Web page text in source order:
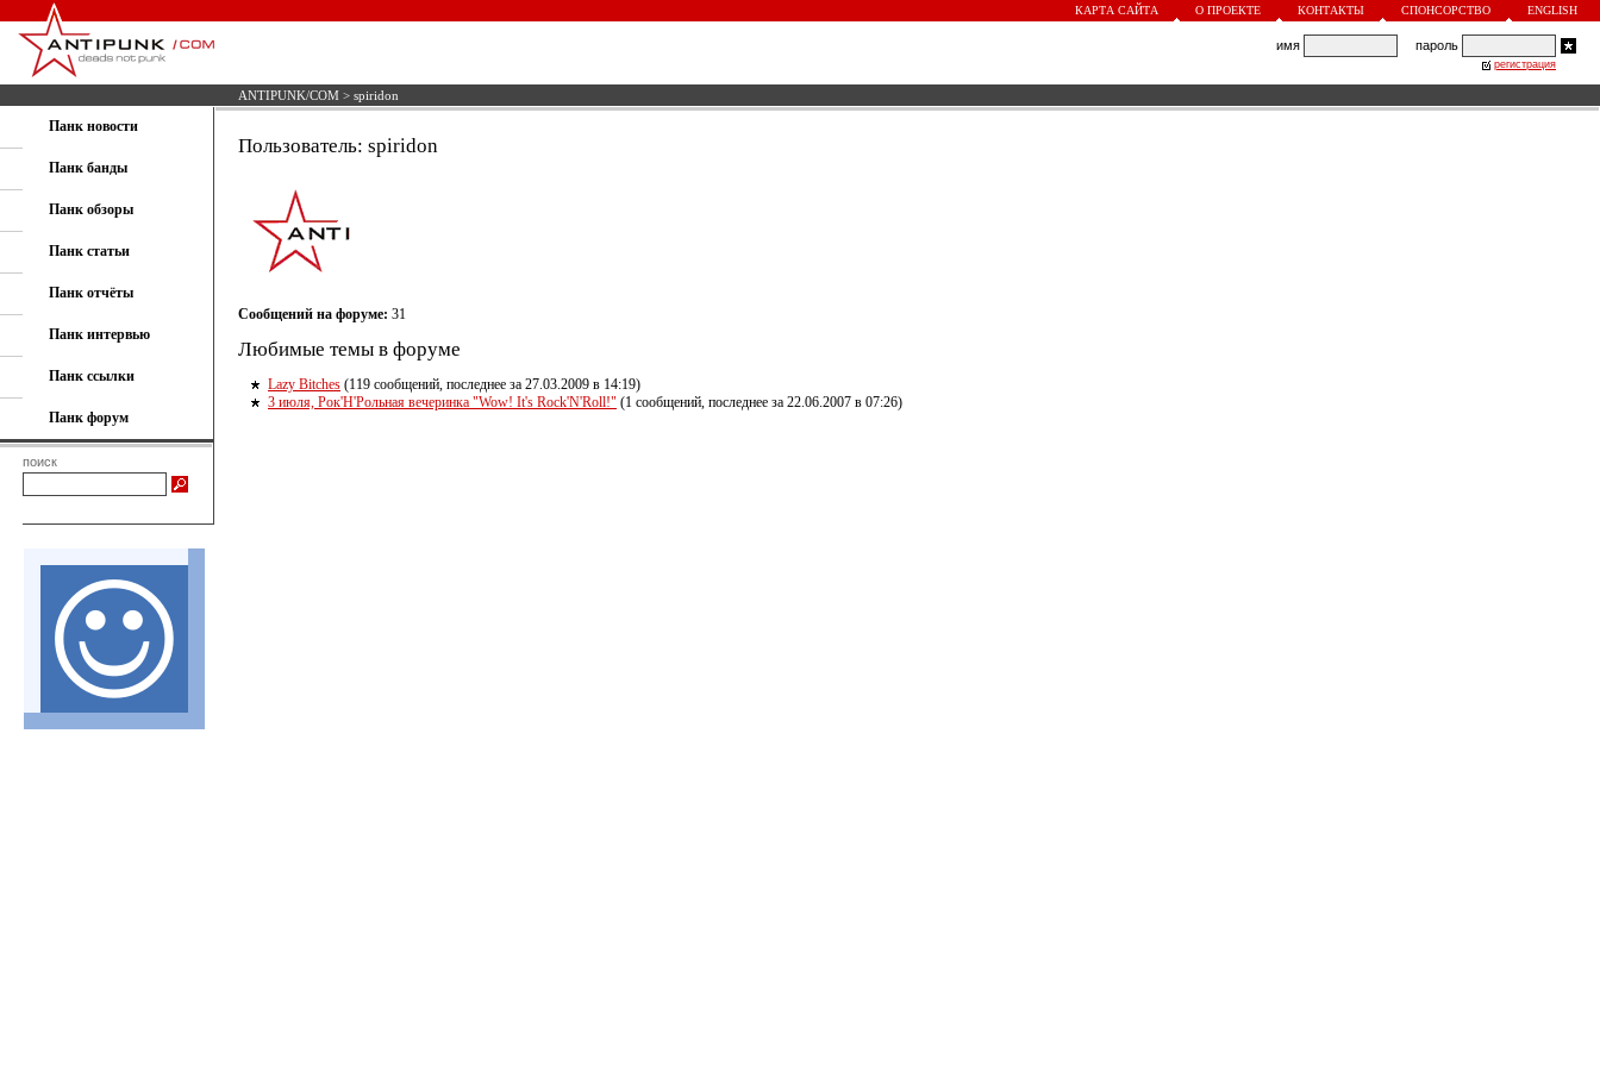
КАРТА САЙТА О ПРОЕКТЕ КОНТАКТЫ СПОНСОРСТВО ENGLISH
имя пароль
регистрация
ANTIPUNK/COM > spiridon
Панк новости
Панк банды
Панк обзоры
Панк статьи
Панк отчёты
Панк интервью
Панк ссылки
Панк форум
поиск
Пользователь: spiridon
Сообщений на форуме: 31
Любимые темы в форуме
Lazy Bitches (119 сообщений, последнее за 27.03.2009 в 14:19)
3 июля, Рок'Н'Рольная вечеринка "Wow! It's Rock'N'Roll!" (1 сообщений, последнее за 22.06.2007 в 07:26)